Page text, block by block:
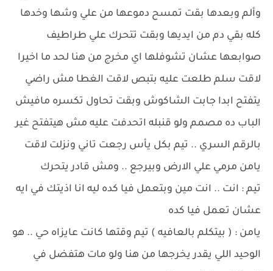
وألم وبعدها بقت تمسح دموعها من علي وشها وخدها
كله بقي دم من ايديها وبقت تتحرك علي طراطيف
صوابعها عشان تشوفلها اي مخرج من هنا لحد ما اخيرا
لاقت سلم طلعت عليه بتبص لاقت الغطا مش راضي
يتفتح ابدا جابت الشاكوش وبقت تحاول تكسره مافيش
الباب ده مصمم ولو قنبله اتحدفت عليه مش هيتفتح غير
بالرقم السري .. تيم بكل يأس رجعت تاني ونزلت لاقت
يامن مرمي علي الارض وبيرجع .. ومش قادر يتحرك
تيم : انت .. انت مين وبتعمل فيا كده ليه انا اذيتك في ايه
عشان تعمل فيا كده
يامن : ( بيتكلم بالعافيه ) تيم وقتها كانت عايزاه حي .. هو
الوحيد اللي يقدر يخرجها من هنا ولو مات هتفضل في